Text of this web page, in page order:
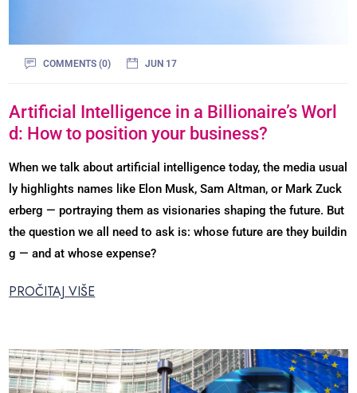
COMMENTS (0) JUN 17
Artificial Intelligence in a Billionaire’s Worl
d: How to position your business?
When we talk about artificial intelligence today, the media usual
ly highlights names like Elon Musk, Sam Altman, or Mark Zuck
erberg — portraying them as visionaries shaping the future. But
the question we all need to ask is: whose future are they buildin
g — and at whose expense?
PROČITAJ VIŠE